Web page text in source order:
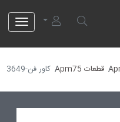
قطعات Apm75 کاور فن-40013649